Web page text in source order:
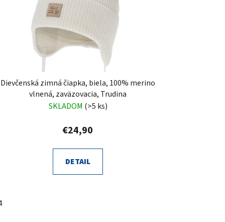
Dievčenská zimná čiapka, biela, 100% merino
vlnená, zaväzovacia, Trudina
SKLADOM (>5 ks)
€24,90
DETAIL